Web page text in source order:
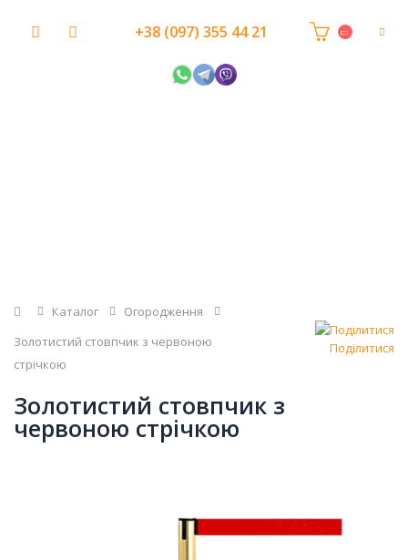
+38 (097) 355 44 21
Головна
Каталог
Огородження
Золотистий стовпчик з червоною
стрічкою
Поділитися
Золотистий стовпчик з
червоною стрічкою